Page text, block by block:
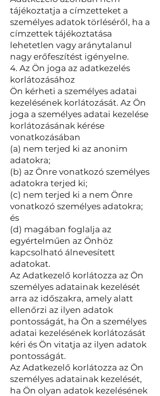
tájékoztatja a címzetteket a
személyes adatok törléséről, ha a
címzettek tájékoztatása
lehetetlen vagy aránytalanul
nagy erőfeszítést igényelne.
4. Az Ön joga az adatkezelés
korlátozásához
Ön kérheti a személyes adatai
kezelésének korlátozását. Az Ön
joga a személyes adatai kezelése
korlátozásának kérése
vonatkozásában
(a) nem terjed ki az anonim
adatokra;
(b) az Önre vonatkozó személyes
adatokra terjed ki;
(c) nem terjed ki a nem Önre
vonatkozó személyes adatokra;
és
(d) magában foglalja az
egyértelműen az Önhöz
kapcsolható álnevesített
adatokat.
Az Adatkezelő korlátozza az Ön
személyes adatainak kezelését
arra az időszakra, amely alatt
ellenőrzi az ilyen adatok
pontosságát, ha Ön a személyes
adatai kezelésének korlátozását
kéri és Ön vitatja az ilyen adatok
pontosságát.
Az Adatkezelő korlátozza az Ön
személyes adatainak kezelését,
ha Ön olyan adatok kezelésének